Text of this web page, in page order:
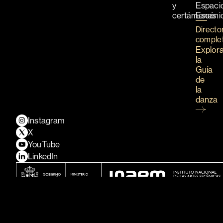
y
certámenes
la
Guía
de
la
danza
Instagram
X
YouTube
LinkedIn